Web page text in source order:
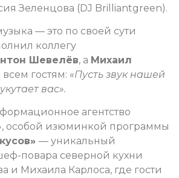
Зеленцова (DJ Brilliantgreen).
— это по своей сути
коллегу
Шевелёв, а Михаил
гостям: «Пусть звук нашей
вас».
агентство
особой изюминкой программы
— уникальный
повара северной кухни
и Михаила Карлоса, где гости